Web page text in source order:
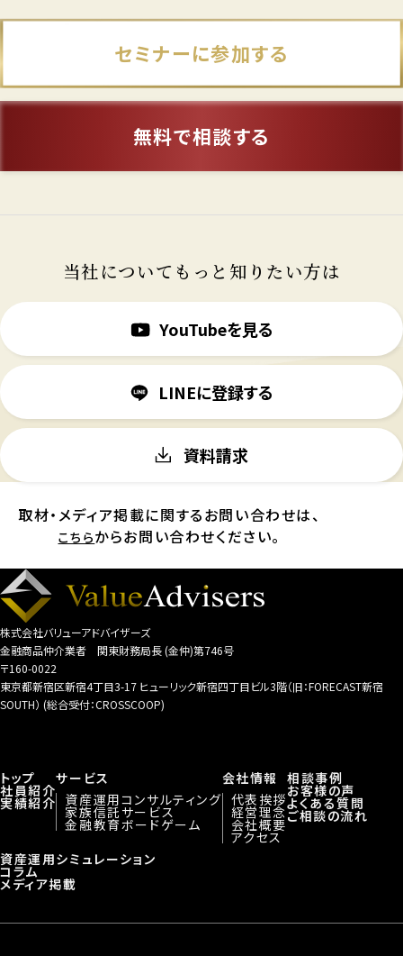
セミナーに参加する
無料で相談する
当社についてもっと知りたい方は
YouTubeを見る
LINEに登録する
資料請求
取材・メディア掲載に関するお問い合わせは、
こちらからお問い合わせください。
株式会社バリューアドバイザーズ
金融商品仲介業者 関東財務局長 (金仲)第746号
〒160-0022
東京都新宿区新宿4丁目3-17 ヒューリック新宿四丁目ビル3階（旧：FORECAST新宿
SOUTH） (総合受付：CROSSCOOP)
トップ
社員紹介
実績紹介
サービス
資産運用コンサルティング
家族信託サービス
金融教育ボードゲーム
会社情報
代表挨拶
経営理念
会社概要
アクセス
相談事例
お客様の声
よくある質問
ご相談の流れ
資産運用シミュレーション
コラム
メディア掲載